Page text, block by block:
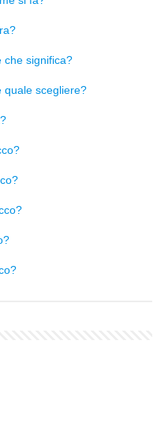
che significa?
quale scegliere?